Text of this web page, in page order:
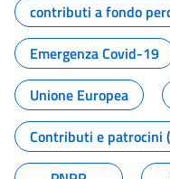
contributi a fondo
Emergenza Covid-19
Unione Europea
Contributi e patrocini